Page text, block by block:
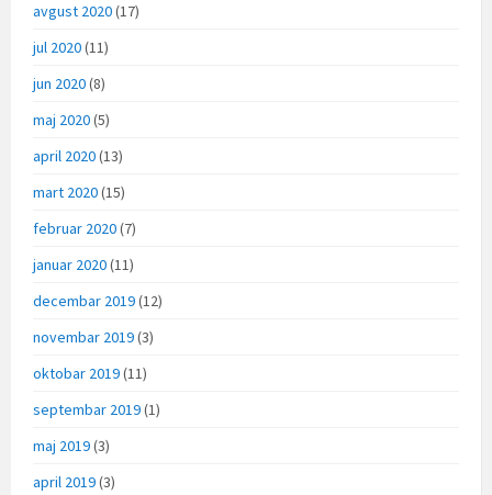
avgust 2020(17)
jul 2020(11)
jun 2020(8)
maj 2020(5)
april 2020(13)
mart 2020(15)
februar 2020(7)
januar 2020(11)
decembar 2019(12)
novembar 2019(3)
oktobar 2019(11)
septembar 2019(1)
maj 2019(3)
april 2019(3)